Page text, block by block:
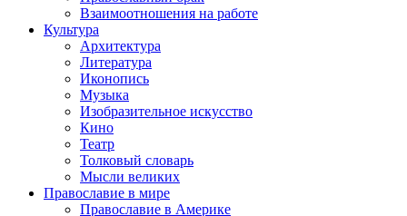
Взаимоотношения на работе
Культура
Архитектура
Литература
Иконопись
Музыка
Изобразительное искусство
Кино
Театр
Толковый словарь
Мысли великих
Православие в мире
Православие в Америке